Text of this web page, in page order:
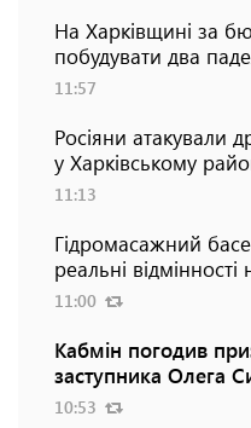
На Харківщині за
побудувати два
11:57
Росіяни атакували
у Харківському
11:13
Гідромасажний
реальні
11:00
Кабмін погодив
заступника Олега
10:53